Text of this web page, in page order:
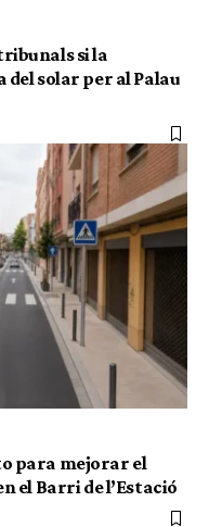
si la
solar per al Palau
para mejorar el
el Barri de l’Estació